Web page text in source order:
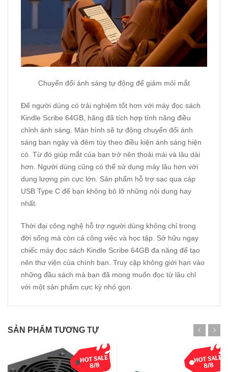
Chuyển đổi ánh sáng tự động để giảm mỏi mắt
Để người dùng có trải nghiệm tốt hơn với máy đọc sách
Kindle Scribe 64GB, hãng đã tích hợp tính năng điều
chỉnh ánh sáng. Màn hình sẽ tự động chuyển đổi ánh
sáng ban ngày và đêm tùy theo điều kiện ánh sáng hiện
có. Từ đó giúp mắt của bạn trở nên thoải mái và lâu dài
hơn. Người dùng cũng có thể sử dụng máy lâu hơn với
dung lượng pin cực lớn. Sản phẩm hỗ trợ sạc qua cáp
USB Type C để bạn không bỏ lỡ những nội dung hay
nhất.
Thời đại công nghệ hỗ trợ người dùng không chỉ trong
đời sống mà còn cả công việc và học tập. Sở hữu ngay
chiếc máy đọc sách Kindle Scribe 64GB đa năng để tạo
nên thư viện của chính bạn. Truy cập không giới hạn vào
những đầu sách mà bạn đã mong muốn đọc từ lâu chỉ
với một sản phẩm cực kỳ nhỏ gọn.
SẢN PHẨM TƯƠNG TỰ